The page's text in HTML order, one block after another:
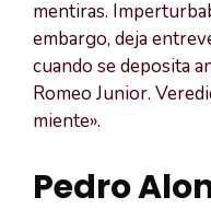
mentiras.
embargo, deja
cuando se deposita
Romeo Junior.
miente».
Pedro